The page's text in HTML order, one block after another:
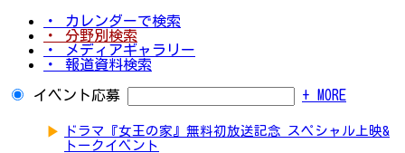
・ カレンダーで検索
・ 分野別検索
・ メディアギャラリー
・ 報道資料検索
イベント応募 + MORE
▶
ドラマ『女王の家』無料初放送記念 スペシャル上映&
トークイベント